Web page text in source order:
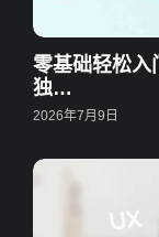
零基础轻松
独…
2026年7月9日